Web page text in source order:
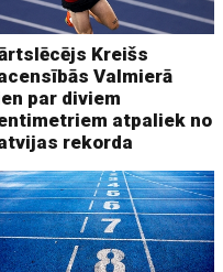
Kreišs
Valmierā
par diviem
atpaliek no
rekorda